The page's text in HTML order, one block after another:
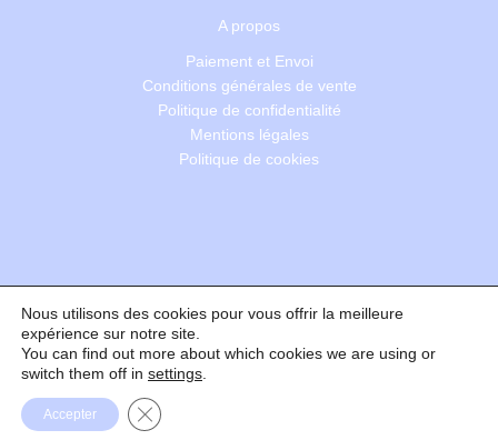
A propos
Paiement et Envoi
Conditions générales de vente
Politique de confidentialité
Mentions légales
Politique de cookies
Recherche
Nous utilisons des cookies pour vous offrir la meilleure
expérience sur notre site.
You can find out more about which cookies we are using or
switch them off in settings
Accepter Fermer la bannière des cookies GDPR